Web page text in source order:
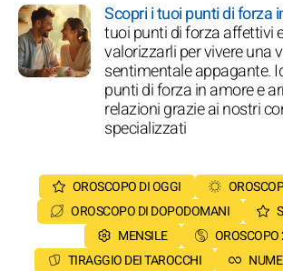
Scopri i tuoi punti di forza
tuoi punti di forza affettivi
valorizzarli per vivere una
sentimentale appagante.
punti di forza in amore e
relazioni grazie ai nostri
specializzati
OROSCOPO DI OGGI
OROSCOPO DI DOPODOMANI
MENSILE
TIRAGGIO DEI TAROCCHI